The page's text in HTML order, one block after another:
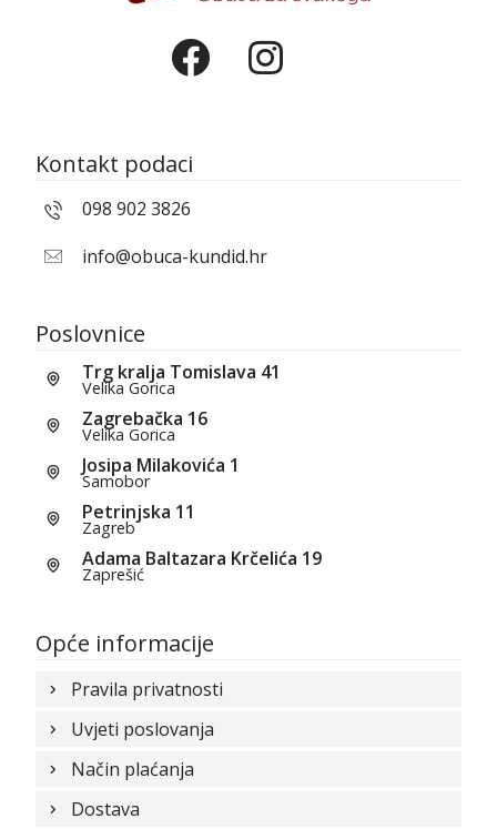
Kontakt podaci
098 902 3826
info@obuca-kundid.hr
Poslovnice
Trg kralja Tomislava 41
Velika Gorica
Zagrebačka 16
Velika Gorica
Josipa Milakovića 1
Samobor
Petrinjska 11
Zagreb
Adama Baltazara Krčelića 19
Zaprešić
Opće informacije
Pravila privatnosti
Uvjeti poslovanja
Način plaćanja
Dostava